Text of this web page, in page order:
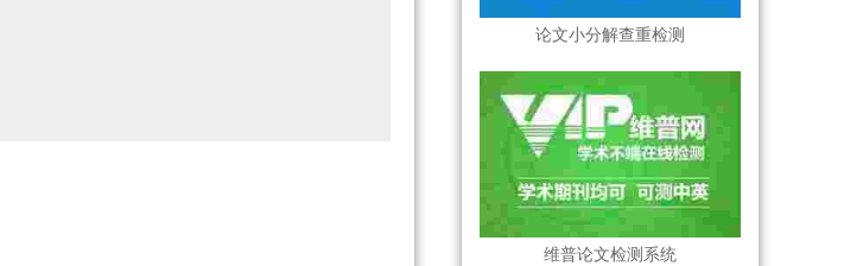
论文小分解查重检测
维普论文检测系统